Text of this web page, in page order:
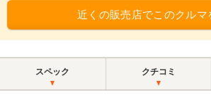
近くの販売店でこのクルマ
スペック クチコミ